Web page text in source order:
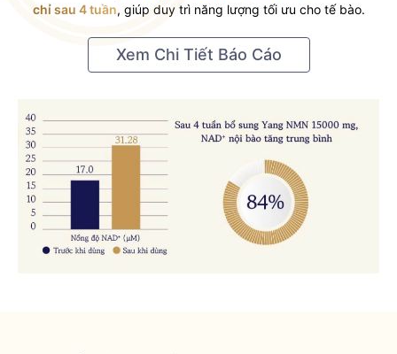
chỉ sau 4 tuần, giúp duy trì năng lượng tối ưu cho tế bào.
Xem Chi Tiết Báo Cáo